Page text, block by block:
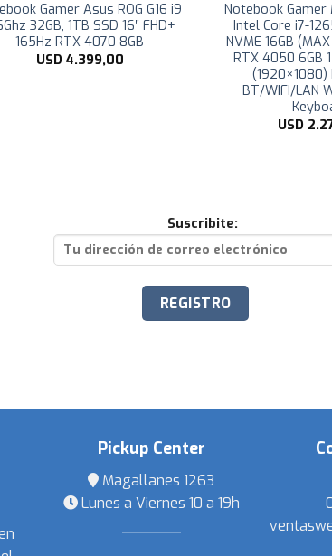
Gamer Asus ROG G16 i9
32GB, 1TB SSD 16″ FHD+
165Hz RTX 4070 8GB
USD 4.399,00
Notebook Gamer
Intel Core i7-
NVME 16GB
RTX 4050 6GB
(1920×1080)
BT/WIFI/LAN
USD
Suscribite:
Pickup Center
Magallanes 1263
Lunes a Viernes 10 a 19h